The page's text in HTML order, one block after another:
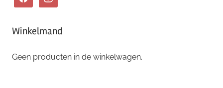
Winkelmand
Geen producten in de winkelwagen.